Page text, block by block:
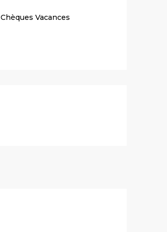
Chèques Vacances